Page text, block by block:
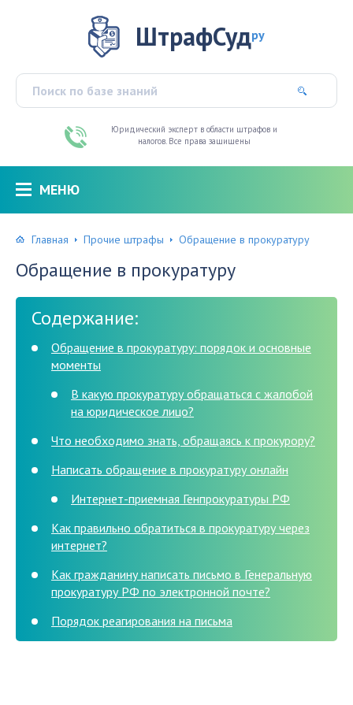
ШтрафСудру
Юридический эксперт в области штрафов и
налогов. Все права защищены
МЕНЮ
Главная Прочие штрафы Обращение в прокуратуру
Обращение в прокуратуру
Содержание:
Обращение в прокуратуру: порядок и основные
моменты
В какую прокуратуру обращаться с жалобой
на юридическое лицо?
Что необходимо знать, обращаясь к прокурору?
Написать обращение в прокуратуру онлайн
Интернет-приемная Генпрокуратуры РФ
Как правильно обратиться в прокуратуру через
интернет?
Как гражданину написать письмо в Генеральную
прокуратуру РФ по электронной почте?
Порядок реагирования на письма